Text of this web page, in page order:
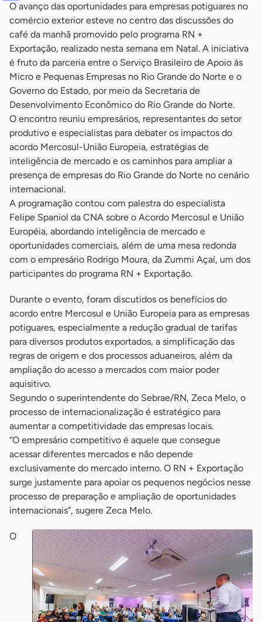
O avanço das oportunidades para empresas potiguares no
comércio exterior esteve no centro das discussões do
café da manhã promovido pelo programa RN +
Exportação, realizado nesta semana em Natal. A iniciativa
é fruto da parceria entre o Serviço Brasileiro de Apoio às
Micro e Pequenas Empresas no Rio Grande do Norte e o
Governo do Estado, por meio da Secretaria de
Desenvolvimento Econômico do Rio Grande do Norte.
O encontro reuniu empresários, representantes do setor
produtivo e especialistas para debater os impactos do
acordo Mercosul-União Europeia, estratégias de
inteligência de mercado e os caminhos para ampliar a
presença de empresas do Rio Grande do Norte no cenário
internacional.
A programação contou com palestra do especialista
Felipe Spaniol da CNA sobre o Acordo Mercosul e União
Européia, abordando inteligência de mercado e
oportunidades comerciais, além de uma mesa redonda
com o empresário Rodrigo Moura, da Zummi Açaí, um dos
participantes do programa RN + Exportação.
Durante o evento, foram discutidos os benefícios do
acordo entre Mercosul e União Europeia para as empresas
potiguares, especialmente a redução gradual de tarifas
para diversos produtos exportados, a simplificação das
regras de origem e dos processos aduaneiros, além da
ampliação do acesso a mercados com maior poder
aquisitivo.
Segundo o superintendente do Sebrae/RN, Zeca Melo, o
processo de internacionalização é estratégico para
aumentar a competitividade das empresas locais.
“O empresário competitivo é aquele que consegue
acessar diferentes mercados e não depende
exclusivamente do mercado interno. O RN + Exportação
surge justamente para apoiar os pequenos negócios nesse
processo de preparação e ampliação de oportunidades
internacionais”, sugere Zeca Melo.
O